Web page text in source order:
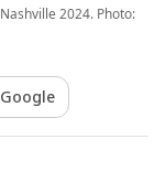
2024. Photo: